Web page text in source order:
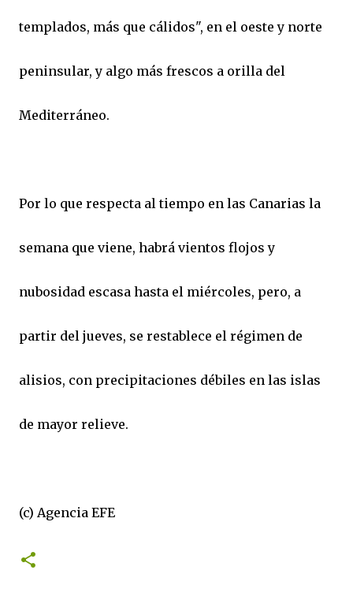
templados, más que cálidos", en el oeste y norte
peninsular, y algo más frescos a orilla del
Mediterráneo.
Por lo que respecta al tiempo en las Canarias la
semana que viene, habrá vientos flojos y
nubosidad escasa hasta el miércoles, pero, a
partir del jueves, se restablece el régimen de
alisios, con precipitaciones débiles en las islas
de mayor relieve.
(c) Agencia EFE